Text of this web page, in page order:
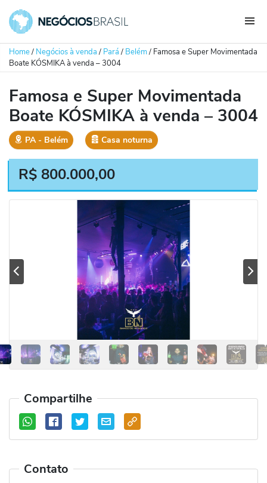
Home/ Negócios à venda/ Pará/ Belém/ Famosa e Super Movimentada
Boate KÓSMIKA à venda – 3004
Famosa e Super Movimentada
Boate KÓSMIKA à venda – 3004
PA ‐ Belém Casa noturna
R$ 800.000,00
Compartilhe
Contato